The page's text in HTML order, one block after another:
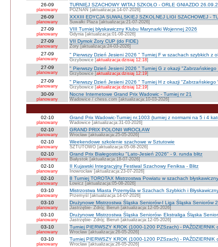
26-09
planowany
TURNIEJ SZACHOWY WITAJ SZKOŁO - ORLE GNIAZDO
POZNAŃ [aktualizacja:14-07-2026]
26-09
planowany
XXXIII EDYCJA SUWALSKIEJ SZKOLNEJ LIGI SZACHOWEJ -
Suwałki Plaza [aktualizacja:21-07-2026]
27-09
planowany
VIII Turniej błyskawiczny Klubu Marynarki Wojennej 2026
Gdynia [aktualizacja:01-08-2026]
27-09
planowany
VII Dymok Żory CUP (do FIDE)
Żory [aktualizacja:24-03-2026]
27-09
planowany
" Pierwszy Dzień Jesieni 2026 " Turniej F w szachach szybkich z
Grzybowice [aktualizacja:dzisiaj 12:18]
27-09
planowany
" Pierwszy Dzień Jesieni 2026 " Turniej G z okazji "Zabrzańskiego
Grzybowice [aktualizacja:dzisiaj 12:19]
27-09
planowany
" Pierwszy Dzień Jesieni 2026 " Turniej H z okazji "Zabrzańskiego
Grzybowice [aktualizacja:dzisiaj 12:19]
30-09
planowany
Nocne Internetowe Grand Prix Wadowic - Turniej nr 21
Wadowice / chess.com [aktualizacja:10-03-2026]
02-10
planowany
Grand Prix Wadowic-Turniej nr.1003 (turniej z normami na 5 i 4
Wadowice [aktualizacja:31-03-2026]
02-10
planowany
GRAND PRIX POLONII WROCŁAW
Wrocław [aktualizacja:25-05-2026]
02-10
planowany
Weekendowe szkolenie szachowe w Sztutowie
SZTUTOWO [aktualizacja:05-08-2026]
02-10
planowany
Grand Prix Białegostoku "Lato-Jesień 2026" - 9. runda blitz
Białystok [aktualizacja:18-07-2026]
02-10
planowany
II Kujawski Integracyjny Festiwal Szachowy Feniksa - Blitz
Inowrocław [aktualizacja:23-07-2026]
02-10
planowany
8 Turniej TOROTAX Mistrzostwa Powiatu w szachach
Łowicz [aktualizacja:05-08-2026]
03-10
planowany
Mistrzostwa Miasta Przemyśla w Szachach Szybkich i
Przemyśl [aktualizacja:14-07-2026]
03-10
planowany
Drużynowe Mistrzostwa Śląska Seniorów-I Liga Śląska Seniorów
Jastrzębie- Zdrój; Bieruń [aktualizacja:12-05-2026]
03-10
planowany
Drużynowe Mistrzostwa Śląska Seniorów- Ekstraliga Śląska
Jastrzębie- Zdrój; Bieruń [aktualizacja:12-05-2026]
03-10
planowany
Turniej PIERWSZY KROK (1000-1200 PZSzach) - PAŹDZIERNIK
Wrocław [aktualizacja:26-05-2026]
03-10
planowany
Turniej PIERWSZY KROK (1000-1200 PZSzach) - PAŹDZIERNIK
Wrocław [aktualizacja:26-05-2026]